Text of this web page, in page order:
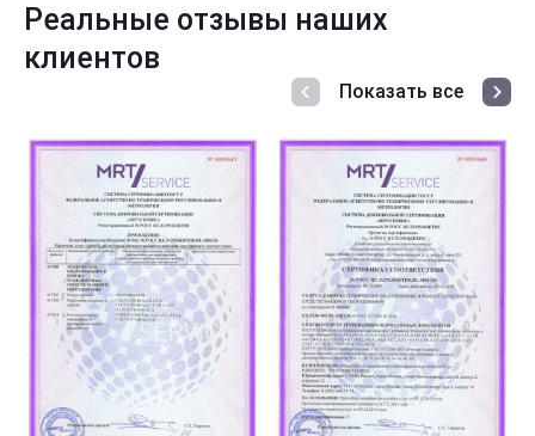
Реальные отзывы наших
клиентов
Показать все